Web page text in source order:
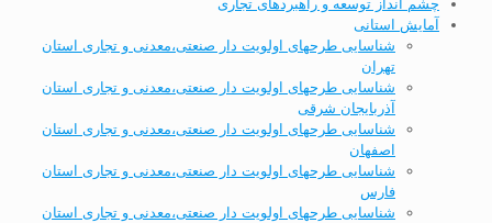
چشم انداز توسعه و راهبردهای تجاری
آمایش استانی
شناسایی طرحهای اولویت دار صنعتی،معدنی و تجاری استان
تهران
شناسایی طرحهای اولویت دار صنعتی،معدنی و تجاری استان
آذربایجان شرقی
شناسایی طرحهای اولویت دار صنعتی،معدنی و تجاری استان
اصفهان
شناسایی طرحهای اولویت دار صنعتی،معدنی و تجاری استان
فارس
شناسایی طرحهای اولویت دار صنعتی،معدنی و تجاری استان